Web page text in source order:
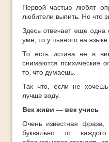
Первой частью любят
любители выпить. Но что
Здесь отвечает еще одна
уме, то у пьяного на языке.
То есть истина не в
снимаются психические
то, что думаешь.
Так что, если не
лучше воду.
Век живи — век учись
Очень известная
буквально от